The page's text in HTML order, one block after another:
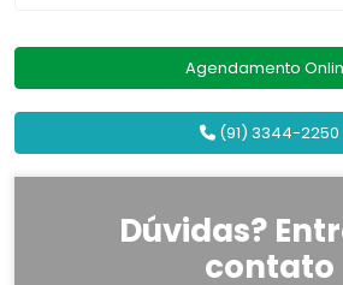
Agendamento
(91) 3344-2250
Dúvidas?
contato